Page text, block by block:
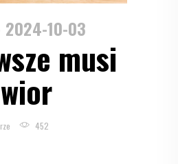
2024-10-03
musi
452